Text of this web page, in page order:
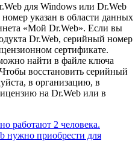
для Windows или Dr.Web
указан в области данных
«Мой Dr.Web». Если вы
Dr.Web, серийный номер
сертификате.
найти в файле ключа
восстановить серийный
в организацию, в
на Dr.Web или в
работают 2 человека.
нужно приобрести для